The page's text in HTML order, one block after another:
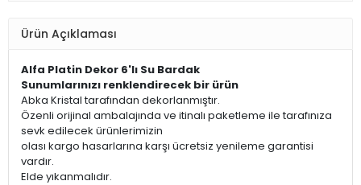
Ürün Açıklaması
Alfa Platin Dekor 6'lı Su Bardak
Sunumlarınızı renklendirecek bir ürün
Abka Kristal tarafından dekorlanmıştır.
Özenli orijinal ambalajında ve itinalı paketleme ile tarafınıza
sevk edilecek ürünlerimizin
olası kargo hasarlarına karşı ücretsiz yenileme garantisi
vardır.
Elde yıkanmalıdır.